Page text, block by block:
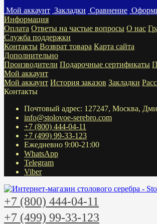
Мой аккаунт Закладки Сравнение
Информация
Оплата Ответы на частые вопросы О нас
Служба поддержки
Контакты Возврат товара Карта сайта
Дополнительно
Производители Подарочные сертификаты
Мой аккаунт
Мой аккаунт История заказов Закладки
Контакты
Почтовый адрес: 127247, Москва,
info@stolovoe-serebro.com
+7 (800) 444-04-11
+7 (499) 99-33-123
Ежедневно 9:00-21:00
WhatsApp
Telegram
Viber
+7 (800) 444-04-11
+7 (499) 99-33-123